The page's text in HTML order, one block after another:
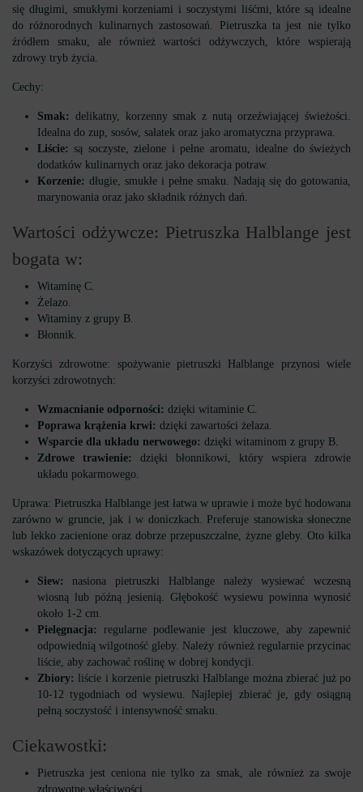
się długimi, smukłymi korzeniami i soczystymi liśćmi, które są idealne
do różnorodnych kulinarnych zastosowań. Pietruszka ta jest nie tylko
źródłem smaku, ale również wartości odżywczych, które wspierają
zdrowy tryb życia.
Cechy:
Smak: delikatny, korzenny smak z nutą orzeźwiającej świeżości.
Idealna do zup, sosów, sałatek oraz jako aromatyczna przyprawa.
Liście: są soczyste, zielone i pełne aromatu, idealne do świeżych
dodatków kulinarnych oraz jako dekoracja potraw.
Korzenie: długie, smukłe i pełne smaku. Nadają się do gotowania,
marynowania oraz jako składnik różnych dań.
Wartości odżywcze: Pietruszka Halblange jest
bogata w:
Witaminę C.
Żelazo.
Witaminy z grupy B.
Błonnik.
Korzyści zdrowotne: spożywanie pietruszki Halblange przynosi wiele
korzyści zdrowotnych:
Wzmacnianie odporności: dzięki witaminie C.
Poprawa krążenia krwi: dzięki zawartości żelaza.
Wsparcie dla układu nerwowego: dzięki witaminom z grupy B.
Zdrowe trawienie:
dzięki błonnikowi, który wspiera zdrowie
układu pokarmowego.
Uprawa: Pietruszka Halblange jest łatwa w uprawie i może być hodowana
zarówno w gruncie, jak i w doniczkach. Preferuje stanowiska słoneczne
lub lekko zacienione oraz dobrze przepuszczalne, żyzne gleby. Oto kilka
wskazówek dotyczących uprawy:
Siew: nasiona pietruszki Halblange należy wysiewać wczesną
wiosną lub późną jesienią. Głębokość wysiewu powinna wynosić
około 1-2 cm.
Pielęgnacja:
regularne podlewanie jest kluczowe, aby zapewnić
odpowiednią wilgotność gleby. Należy również regularnie przycinac
liście, aby zachować roślinę w dobrej kondycji.
Zbiory:
liście i korzenie pietruszki Halblange można zbierać już po
10-12 tygodniach od wysiewu. Najlepiej zbierać je, gdy osiągną
pełną soczystość i intensywność smaku.
Ciekawostki:
Pietruszka jest ceniona nie tylko za smak, ale również za swoje
zdrowotne właściwości.